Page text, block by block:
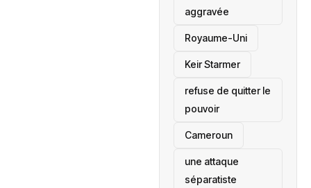
aggravée
‎Royaume-Uni
Keir Starmer
refuse de quitter le
pouvoir
‎Cameroun
une attaque
séparatiste